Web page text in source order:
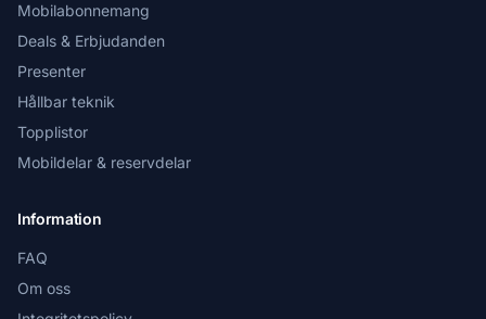
Mobilabonnemang
Deals & Erbjudanden
Presenter
Hållbar teknik
Topplistor
Mobildelar & reservdelar
Information
FAQ
Om oss